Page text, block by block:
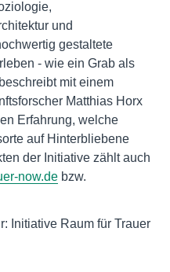
und
gestaltete
- wie ein Grab als
mit einem
Matthias Horx
Erfahrung, welche
auf Hinterbliebene
der Initiative zählt auch
now.de bzw.
Initiative Raum für Trauer